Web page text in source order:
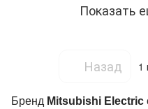
Показать
Назад 1
Бренд Mitsubishi Electric